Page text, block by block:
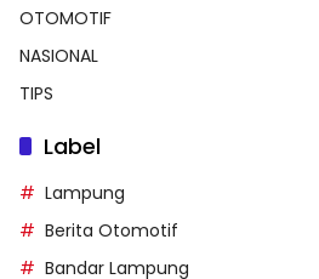
OTOMOTIF
NASIONAL
TIPS
Label
Lampung
Berita Otomotif
Bandar Lampung